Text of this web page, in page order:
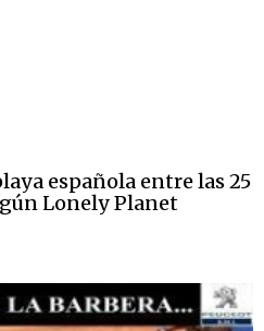
española entre las 25
Lonely Planet